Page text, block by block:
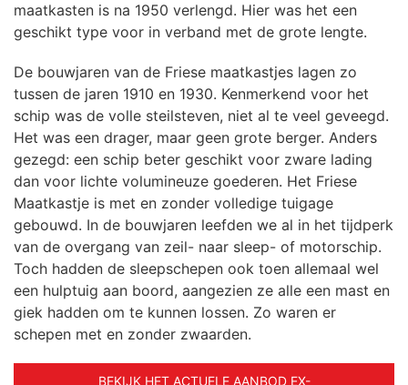
maatkasten is na 1950 verlengd. Hier was het een
geschikt type voor in verband met de grote lengte.
De bouwjaren van de Friese maatkastjes lagen zo
tussen de jaren 1910 en 1930. Kenmerkend voor het
schip was de volle steilsteven, niet al te veel geveegd.
Het was een drager, maar geen grote berger. Anders
gezegd: een schip beter geschikt voor zware lading
dan voor lichte volumineuze goederen. Het Friese
Maatkastje is met en zonder volledige tuigage
gebouwd. In de bouwjaren leefden we al in het tijdperk
van de overgang van zeil- naar sleep- of motorschip.
Toch hadden de sleepschepen ook toen allemaal wel
een hulptuig aan boord, aangezien ze alle een mast en
giek hadden om te kunnen lossen. Zo waren er
schepen met en zonder zwaarden.
BEKIJK HET ACTUELE AANBOD EX-